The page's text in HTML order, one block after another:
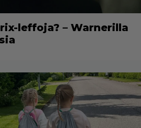
leffoja? – Warnerilla